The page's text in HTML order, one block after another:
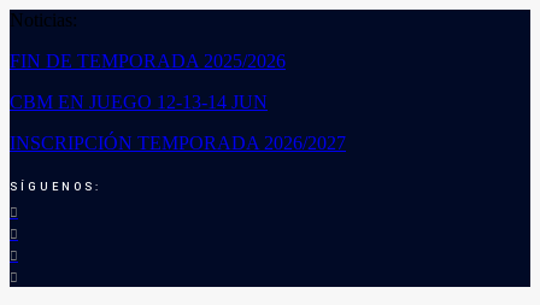
Noticias:
FIN DE TEMPORADA 2025/2026
CBM EN JUEGO 12-13-14 JUN
INSCRIPCIÓN TEMPORADA 2026/2027
SÍGUENOS: